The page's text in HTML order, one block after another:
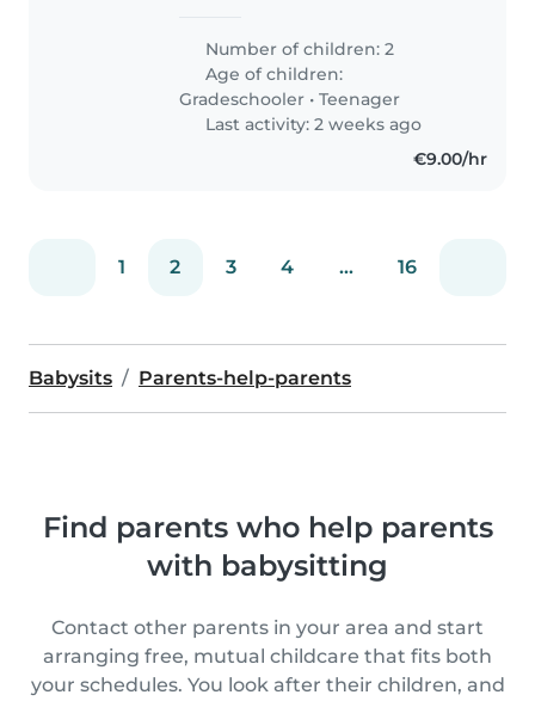
per stare con i nostri figli in
pernotto
Number of children: 2
Age of children:
Gradeschooler •Teenager
Last activity: 2 weeks ago
€9.00/hr
1 2 3 4 ... 16
Babysits Parents-help-parents
Find parents who help parents
with babysitting
Contact other parents in your area and start
arranging free, mutual childcare that fits both
your schedules. You look after their children, and